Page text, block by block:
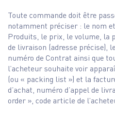
Toute commande doit être
notamment préciser : le nom et
Produits, le prix, le volume, la
de livraison (adresse précise),
numéro de Contrat ainsi que
l’acheteur souhaite voir
(ou « packing list ») et la
d’achat, numéro d’appel de
order », code article de